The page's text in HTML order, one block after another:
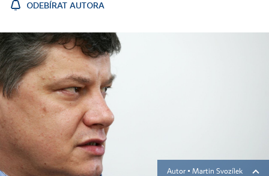
ODEBÍRAT AUTORA
Autor ▪ Martin Svozílek